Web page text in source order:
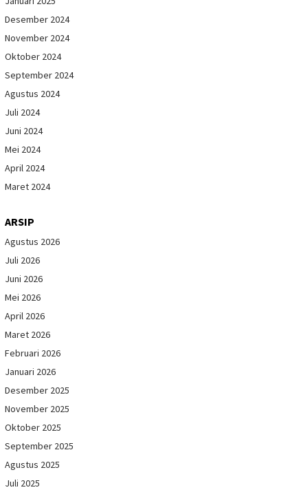
Desember 2024
November 2024
Oktober 2024
September 2024
Agustus 2024
Juli 2024
Juni 2024
Mei 2024
April 2024
Maret 2024
ARSIP
Agustus 2026
Juli 2026
Juni 2026
Mei 2026
April 2026
Maret 2026
Februari 2026
Januari 2026
Desember 2025
November 2025
Oktober 2025
September 2025
Agustus 2025
Juli 2025